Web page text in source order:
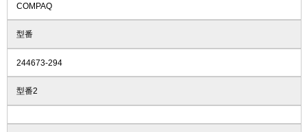
COMPAQ
型番
244673-294
型番2